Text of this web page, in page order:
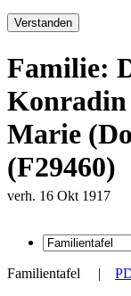
Verstanden
Familie:
Konradin
Marie
(F29460)
verh. 16 Okt 1917
Familientafel |